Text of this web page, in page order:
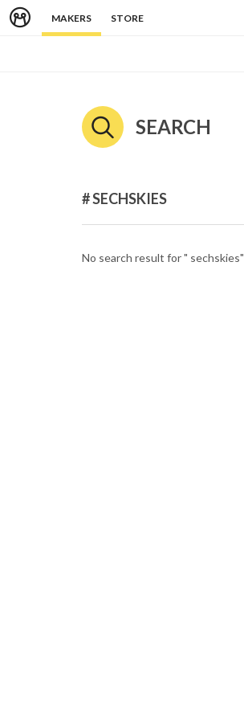
MAKERS STORE
SEARCH
# SECHSKIES
No search result for " sechskies"